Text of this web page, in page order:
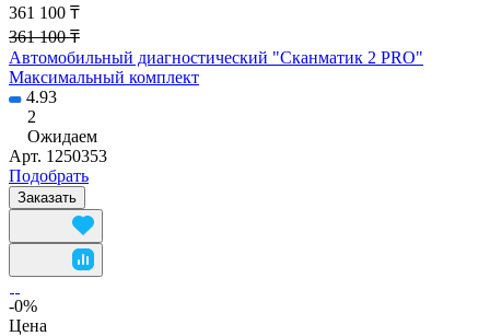
361 100 ₸
361 100 ₸
Автомобильный диагностический "Сканматик 2 PRO"
Максимальный комплект
4.93
2
Ожидаем
Арт. 1250353
Подобрать
Заказать
-0%
Цена